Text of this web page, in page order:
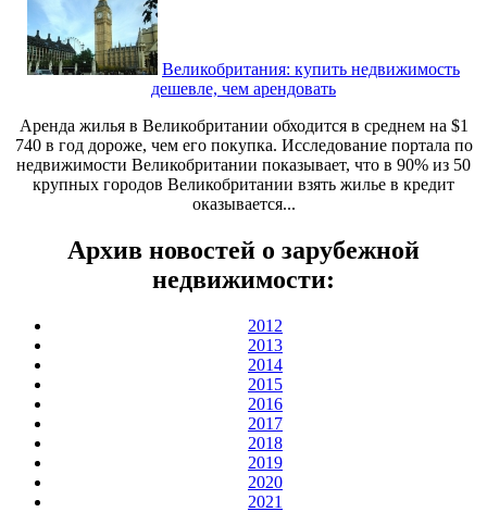
Великобритания: купить недвижимость
дешевле, чем арендовать
Аренда жилья в Великобритании обходится в среднем на $1
740 в год дороже, чем его покупка. Исследование портала по
недвижимости Великобритании показывает, что в 90% из 50
крупных городов Великобритании взять жилье в кредит
оказывается...
Архив новостей о зарубежной
недвижимости:
2012
2013
2014
2015
2016
2017
2018
2019
2020
2021